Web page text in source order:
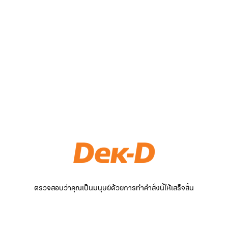
ตรวจสอบว่าคุณเป็นมนุษย์ด้วยการทำคำสั่งนี้ให้เสร็จสิ้น